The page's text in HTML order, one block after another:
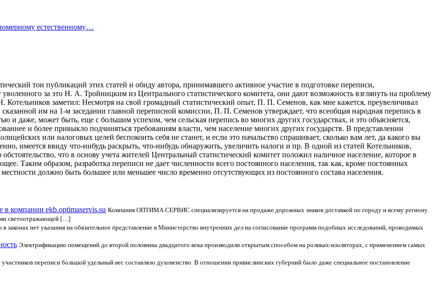
естественному…
тон публикаций этих статей и обиду автора, принимавшего активное участие в подготовке переписи,
за это Н. А. Тройницким из Центрального статистического комитета, они дают возможность взглянуть на проблему
Котельников заметил: Несмотря на свой громадный статистический опыт, П. П. Семенов, как мне кажется, преувеличивал
им на 1-м заседании главной переписной комиссии, П. П. Семенов утверждает, что всеобщая народная перепись в
и даже, может быть, еще с большим успехом, чем сельская перепись во многих других государствах, и это объясняется,
и более привыкло подчиняться требованиям власти, чем население многих других государств. В представлении
или налоговых целей беспокоить себя не станет, и если это начальство спрашивает, сколько вам лет, да какого вы
имеется ввиду что-нибудь раскрыть, что-нибудь обнаружить, увеличить налоги и пр. В одной из статей Котельников,
что в основу учета жителей Центральный статистический комитет положил наличное население, которое в
Таким образом, разработка переписи не дает численности всего постоянного населения, так как, кроме постоянных
должно быть большее или меньшее число временно отсутствующих из постоянного состава населения.
в компании ekb.optimaservis.su Компания ОПТИМА СЕРВИС специализируется на продаже дорожных знаков доставкой по городу и всему региону.
светоотражающей […]
законах нет указания на обязательное представление в Министерство внутренних дел на согласование программ подобных исследований, проводимых
Электрификацию помещений до второй половины двадцатого века производили открытым способом на роликах-изоляторах, с применением самых
переписи большой удельный вес составляло духовенство. В отношении привислинских губерний было даже специальное постановление